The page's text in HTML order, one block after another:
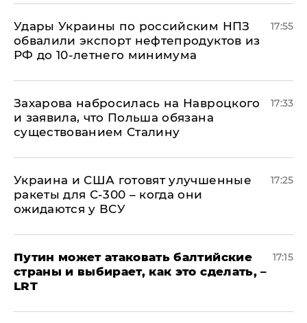
Удары Украины по российским НПЗ
обвалили экспорт нефтепродуктов из
РФ до 10-летнего минимума
17:55
​Захарова набросилась на Навроцкого
и заявила, что Польша обязана
существованием Сталину
17:33
Украина и США готовят улучшенные
ракеты для С-300 – когда они
ожидаются у ВСУ
17:25
Путин может атаковать балтийские
страны и выбирает, как это сделать, –
LRT
17:15